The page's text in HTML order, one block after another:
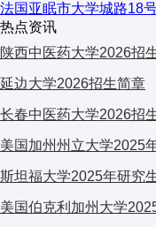
法国亚眠市大学城路18
热点资讯
陕西中医药大学2026招
延边大学2026招生简章
长春中医药大学2026招